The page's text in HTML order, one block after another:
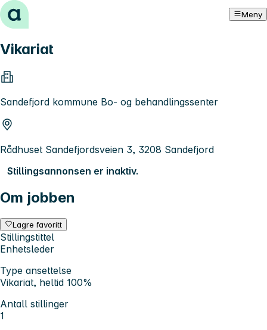
Hopp til innhold Meny
Vikariat
Sandefjord kommune Bo- og behandlingssenter
Rådhuset Sandefjordsveien 3, 3208 Sandefjord
Stillingsannonsen er inaktiv.
Om jobben
Lagre favoritt
Stillingstittel
Enhetsleder
Type ansettelse
Vikariat, heltid 100%
Antall stillinger
1